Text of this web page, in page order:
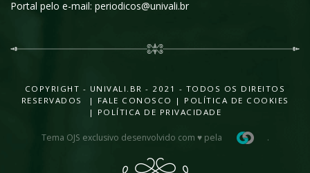
Portal pelo e-mail: periodicos@univali.br
COPYRIGHT - UNIVALI.BR - 2021 - TODOS OS DIREITOS
RESERVADOS |
FALE CONOSCO | POLÍTICA DE COOKIES
| POLÍTICA DE PRIVACIDADE
Tema OJS exclusivo desenvolvido com ♥ pela .